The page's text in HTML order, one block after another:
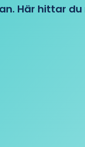
Här hittar